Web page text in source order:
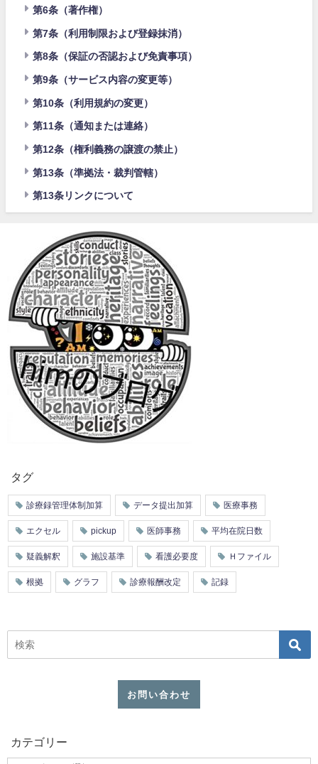
第6条（著作権）
第7条（利用制限および登録抹消）
第8条（保証の否認および免責事項）
第9条（サービス内容の変更等）
第10条（利用規約の変更）
第11条（通知または連絡）
第12条（権利義務の譲渡の禁止）
第13条（準拠法・裁判管轄）
第13条リンクについて
タグ
診療録管理体制加算 データ提出加算 医療事務
エクセル pickup 医師事務 平均在院日数
疑義解釈 施設基準 看護必要度 Ｈファイル
根拠 グラフ 診療報酬改定 記録
お問い合わせ
カテゴリー